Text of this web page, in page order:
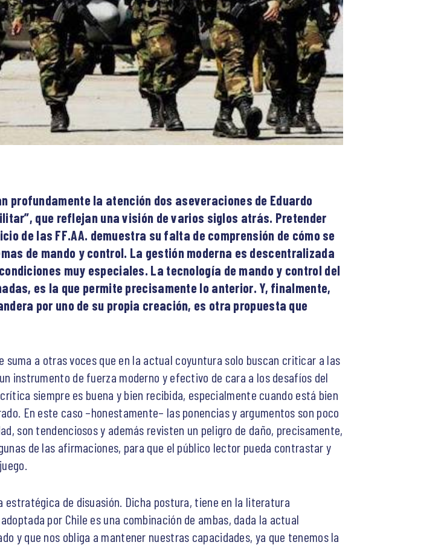
profundamente la atención dos aseveraciones de Eduardo
que reflejan una visión de varios siglos atrás. Pretender
de las FF.AA. demuestra su falta de comprensión de cómo se
de mando y control. La gestión moderna es descentralizada
muy especiales. La tecnología de mando y control del
es la que permite precisamente lo anterior. Y, finalmente,
por uno de su propia creación, es otra propuesta que
suma a otras voces que en la actual coyuntura solo buscan criticar a las
instrumento de fuerza moderno y efectivo de cara a los desafíos del
siempre es buena y bien recibida, especialmente cuando está bien
En este caso –honestamente– las ponencias y argumentos son poco
son tendenciosos y además revisten un peligro de daño, precisamente,
de las afirmaciones, para que el público lector pueda contrastar y
de disuasión. Dicha postura, tiene en la literatura
por Chile es una combinación de ambas, dada la actual
y que nos obliga a mantener nuestras capacidades, ya que tenemos la